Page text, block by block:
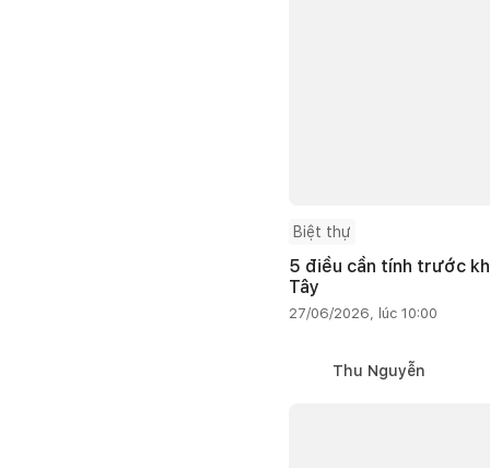
Biệt thự
5 điều cần tính trước
Tây
27/06/2026, lúc 10:00
Thu Nguyễn